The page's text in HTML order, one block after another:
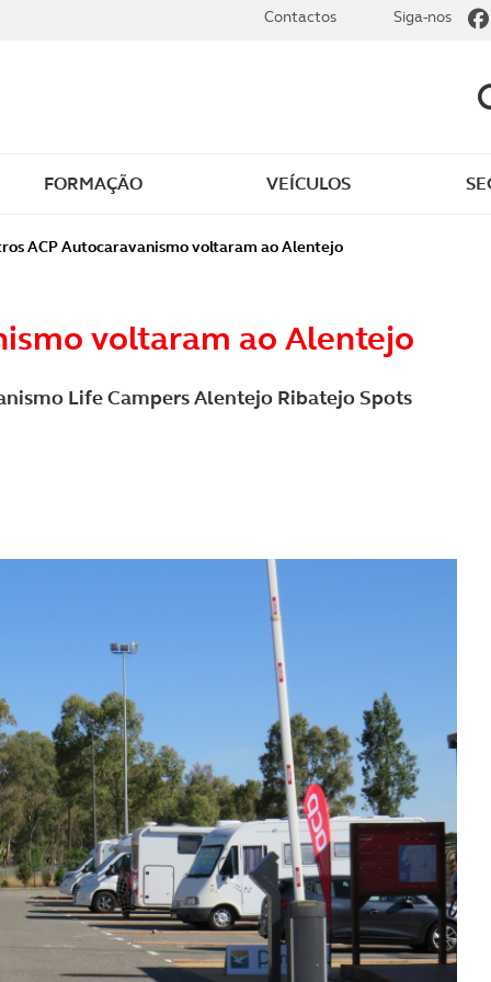
FORMAÇÃO VEÍCULOS
Contactos Siga-nos
ACP Autocaravanismo voltaram ao Alentejo
voltaram ao Alentejo
Life Campers Alentejo Ribatejo Spots